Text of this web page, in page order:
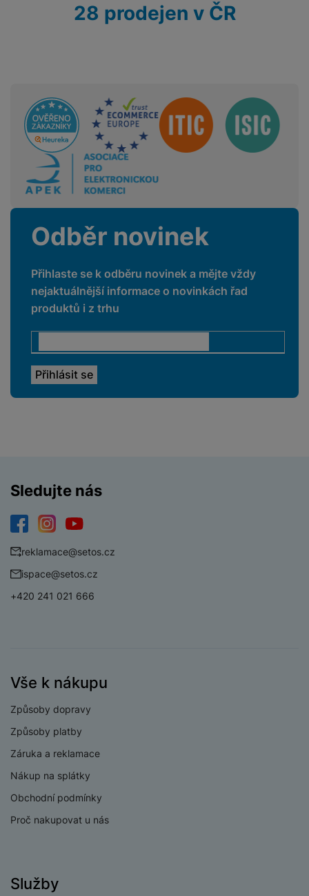
28 prodejen v ČR
Sdružení
Odběr novinek
Přihlaste se k odběru novinek a mějte vždy
nejaktuálnější informace o novinkách řad
produktů i z trhu
Sledujte nás
reklamace@setos.cz
ispace@setos.cz
+420 241 021 666
Vše k nákupu
Způsoby dopravy
Způsoby platby
Záruka a reklamace
Nákup na splátky
Obchodní podmínky
Proč nakupovat u nás
Služby